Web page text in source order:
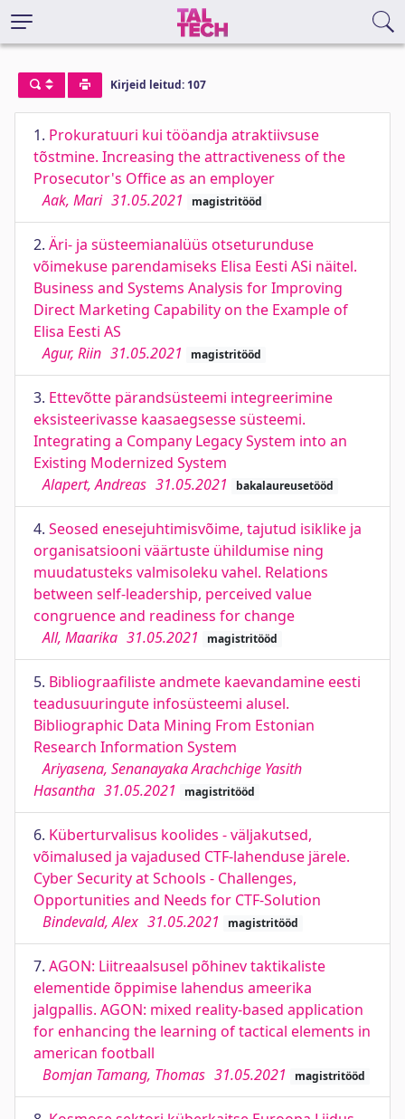
Kirjeid leitud: 107
1. Prokuratuuri kui tööandja atraktiivsuse
tõstmine. Increasing the attractiveness of the
Prosecutor's Office as an employer
Aak, Mari 31.05.2021 magistritööd
2. Äri- ja süsteemianalüüs otseturunduse
võimekuse parendamiseks Elisa Eesti ASi näitel.
Business and Systems Analysis for Improving
Direct Marketing Capability on the Example of
Elisa Eesti AS
Agur, Riin 31.05.2021 magistritööd
3. Ettevõtte pärandsüsteemi integreerimine
eksisteerivasse kaasaegsesse süsteemi.
Integrating a Company Legacy System into an
Existing Modernized System
Alapert, Andreas 31.05.2021 bakalaureusetööd
4. Seosed enesejuhtimisvõime, tajutud isiklike ja
organisatsiooni väärtuste ühildumise ning
muudatusteks valmisoleku vahel. Relations
between self-leadership, perceived value
congruence and readiness for change
All, Maarika 31.05.2021 magistritööd
5. Bibliograafiliste andmete kaevandamine eesti
teadusuuringute infosüsteemi alusel.
Bibliographic Data Mining From Estonian
Research Information System
Ariyasena, Senanayaka Arachchige Yasith
Hasantha 31.05.2021 magistritööd
6. Küberturvalisus koolides - väljakutsed,
võimalused ja vajadused CTF-lahenduse järele.
Cyber Security at Schools - Challenges,
Opportunities and Needs for CTF-Solution
Bindevald, Alex 31.05.2021 magistritööd
7. AGON: Liitreaalsusel põhinev taktikaliste
elementide õppimise lahendus ameerika
jalgpallis. AGON: mixed reality-based application
for enhancing the learning of tactical elements in
american football
Bomjan Tamang, Thomas 31.05.2021 magistritööd